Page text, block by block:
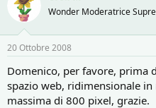
Wonder Moderatrice
20 Ottobre 2008
Domenico, per favore, prima
spazio web, ridimensionale
massima di 800 pixel, grazie.